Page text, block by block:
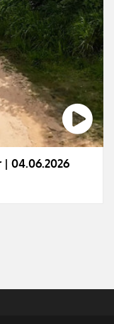
| 04.06.2026